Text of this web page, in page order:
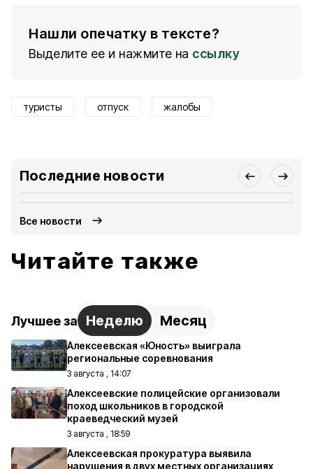
Нашли опечатку в тексте?
Выделите ее и нажмите на ссылку
туристы отпуск жалобы
Последние новости
Все новости
Читайте также
Лучшее за Неделю Месяц
Алексеевская «Юность» выиграла
региональные соревнования
3 августа , 14:07
Алексеевские полицейские организовали
поход школьников в городской
краеведческий музей
3 августа , 18:59
Алексеевская прокуратура выявила
нарушения в двух местных организациях